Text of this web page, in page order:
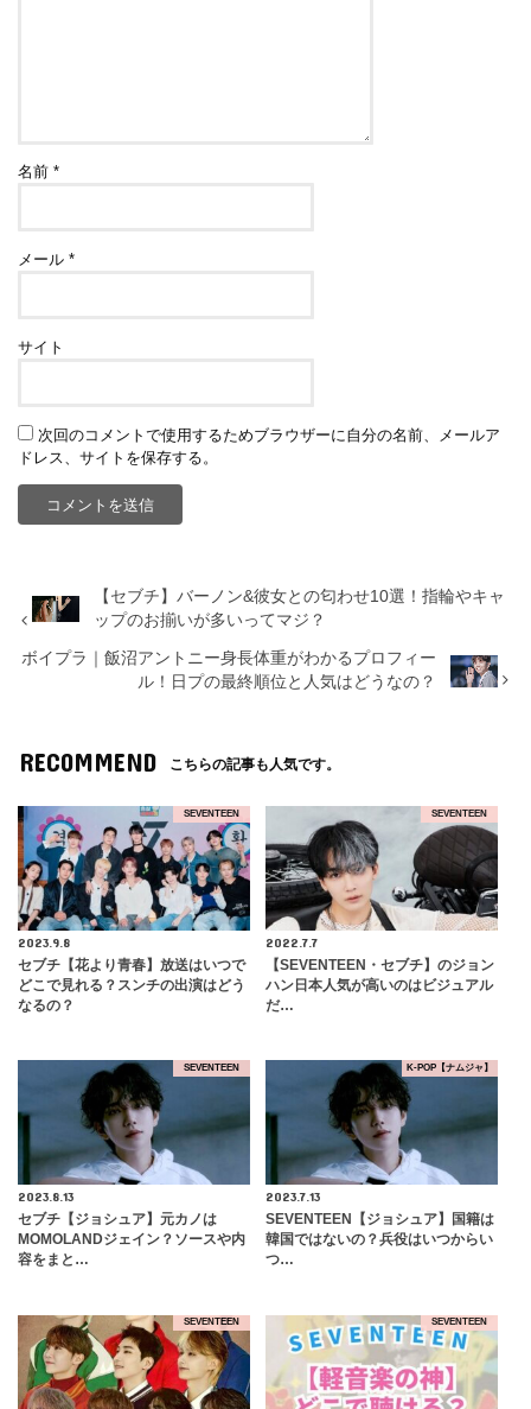
名前*
メール*
サイト
次回のコメントで使用するためブラウザーに自分の名前、メールア
ドレス、サイトを保存する。
【セブチ】バーノン&彼女との匂わせ10選！指輪やキャ
ップのお揃いが多いってマジ？
ボイプラ｜飯沼アントニー身長体重がわかるプロフィー
ル！日プの最終順位と人気はどうなの？
RECOMMEND こちらの記事も人気です。
SEVENTEEN
2023.9.8
セブチ【花より青春】放送はいつで
どこで見れる？スンチの出演はどう
なるの？
SEVENTEEN
2022.7.7
【SEVENTEEN・セブチ】のジョン
ハン日本人気が高いのはビジュアル
だ…
SEVENTEEN
2023.8.13
セブチ【ジョシュア】元カノは
MOMOLANDジェイン？ソースや内
容をまと…
K-POP【ナムジャ】
2023.7.13
SEVENTEEN【ジョシュア】国籍は
韓国ではないの？兵役はいつからい
つ…
SEVENTEEN SEVENTEEN